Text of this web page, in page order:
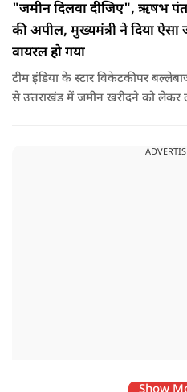
"जमीन दिलवा दीजिए", ऋषभ
की अपील, मुख्यमंत्री ने दिया ऐसा
वायरल हो गया
टीम इंडिया के स्टार विकेटकीपर
से उत्तराखंड में जमीन खरीदने को लेकर